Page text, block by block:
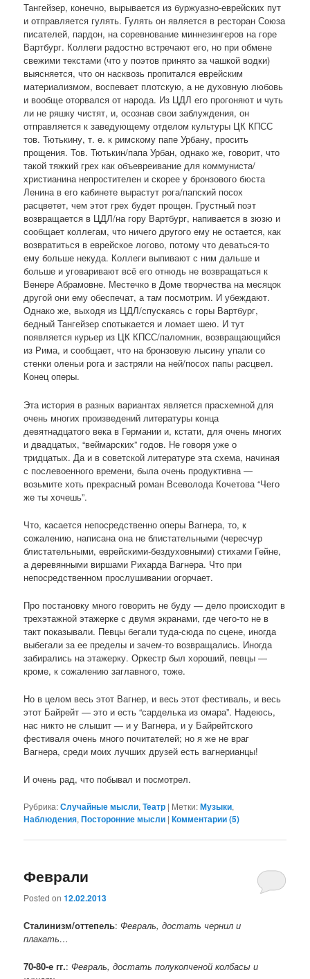
Тангейзер, конечно, вырывается из буржуазно-еврейских пут
и отправляется гулять. Гулять он является в ресторан Союза
писателей, пардон, на соревнование миннезингеров на горе
Вартбург. Коллеги радостно встречают его, но при обмене
свежими текстами (что у поэтов принято за чашкой водки)
выясняется, что он насквозь пропитался еврейским
материализмом, воспевает плотскую, а не духовную любовь
и вообще оторвался от народа. Из ЦДЛ его прогоняют и чуть
ли не ряшку чистят, и, осознав свои заблуждения, он
отправляется к заведующему отделом культуры ЦК КПСС
тов. Тютькину, т. е. к римскому папе Урбану, просить
прощения. Тов. Тютькин/папа Урбан, однако же, говорит, что
такой тяжкий грех как объевреивание для коммуниста/
христианина непростителен и скорее у бронзового бюста
Ленина в его кабинете вырастут рога/папский посох
расцветет, чем этот грех будет прощен. Грустный поэт
возвращается в ЦДЛ/на гору Вартбург, напивается в зюзю и
сообщает коллегам, что ничего другого ему не остается, как
возвратиться в еврейское логово, потому что деваться-то
ему больше некуда. Коллеги выпивают с ним дальше и
больше и уговаривают всё его отнюдь не возвращаться к
Венере Абрамовне. Местечко в Доме творчества на месяцок
другой они ему обеспечат, а там посмотрим. И убеждают.
Однако же, выходя из ЦДЛ/спускаясь с горы Вартбург,
бедный Тангейзер спотыкается и ломает шею. И тут
появляется курьер из ЦК КПСС/паломник, возвращающийся
из Рима, и сообщает, что на бронзовую лысину упали со
стенки оленьи рога и застряли на ней/посох папы расцвел.
Конец оперы.
Эта история в разных вариантах является прасхемной для
очень многих произведений литературы конца
девятнадцатого века в Германии и, кстати, для очень многих
и двадцатых, “веймарских” годов. Не говоря уже о
тридцатых. Да и в советской литературе эта схема, начиная
с послевоенного времени, была очень продуктивна —
возьмите хоть прекрасный роман Всеволода Кочетова “Чего
же ты хочешь”.
Что, касается непосредственно оперы Вагнера, то, к
сожалению, написана она не блистательными (чересчур
блистательными, еврейскими-бездуховными) стихами Гейне,
а деревянными виршами Рихарда Вагнера. Что при
непосредственном прослушивании огорчает.
Про постановку много говорить не буду — дело происходит в
трехэтажной этажерке с двумя экранами, где чего-то не в
такт показывали. Певцы бегали туда-сюда по сцене, иногда
выбегали за ее пределы и зачем-то возвращались. Иногда
забирались на этажерку. Оркестр был хороший, певцы —
кроме, к сожалению заглавного, тоже.
Но в целом весь этот Вагнер, и весь этот фестиваль, и весь
этот Байрейт — это и есть “сарделька из омара”. Надеюсь,
нас никто не слышит — и у Вагнера, и у Байрейтского
фестиваля очень много почитателей; но я же не враг
Вагнера, среди моих лучших друзей есть вагнерианцы!
И очень рад, что побывал и посмотрел.
Рубрика:Случайные мысли,Театр | Метки:Музыки,
Наблюдения,Посторонние мысли |Комментарии (5)
Феврали
Posted on12.02.2013
Сталинизм/оттепель:Февраль, достать чернил и
плакать…
70-80-е гг.:Февраль, достать полукопченой колбасы и